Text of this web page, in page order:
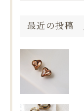
最近の投稿